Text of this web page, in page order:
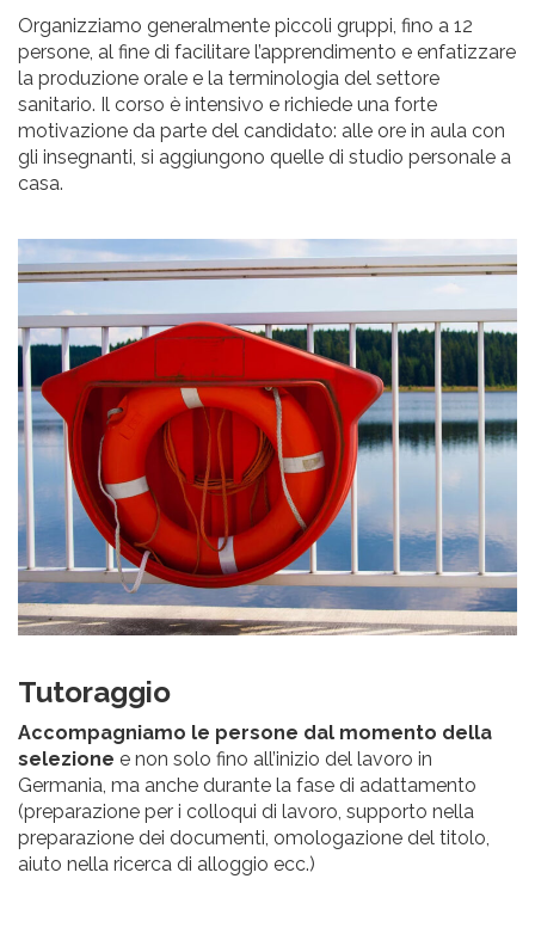
Organizziamo generalmente piccoli gruppi, fino a 12
persone, al fine di facilitare l’apprendimento e enfatizzare
la produzione orale e la terminologia del settore
sanitario. Il corso è intensivo e richiede una forte
motivazione da parte del candidato: alle ore in aula con
gli insegnanti, si aggiungono quelle di studio personale a
casa.
Tutoraggio
Accompagniamo le persone dal momento della
selezione e non solo fino all’inizio del lavoro in
Germania, ma anche durante la fase di adattamento
(preparazione per i colloqui di lavoro, supporto nella
preparazione dei documenti, omologazione del titolo,
aiuto nella ricerca di alloggio ecc.)